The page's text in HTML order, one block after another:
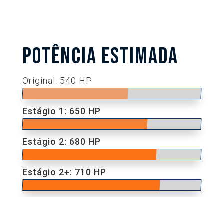
POTÊNCIA ESTIMADA
Original: 540 HP
Estágio 1: 650 HP
Estágio 2: 680 HP
Estágio 2+: 710 HP